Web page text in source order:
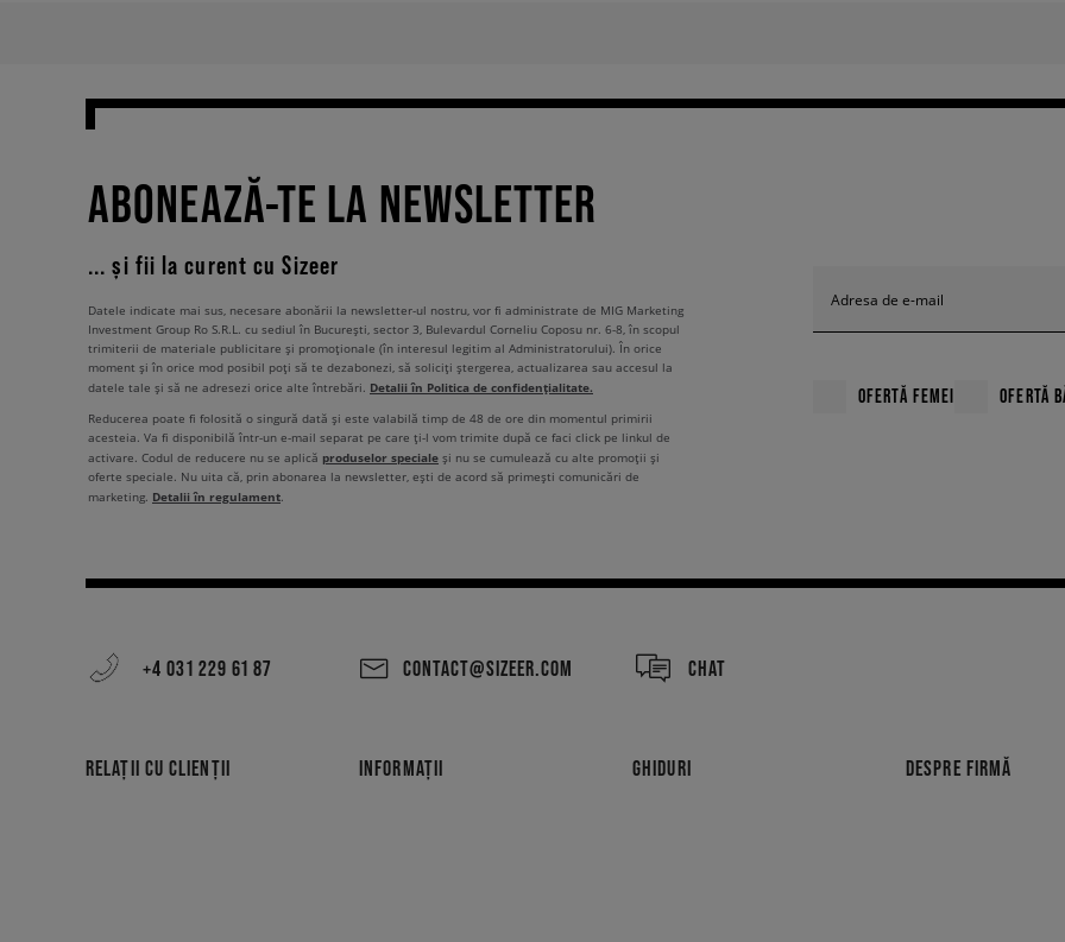
ABONEAZĂ-TE LA NEWSLETTER
... și fii la curent cu Sizeer
Adresa de e-mail
OFERTĂ FEMEI OFERTĂ
Datele indicate mai sus, necesare abonării la newsletter-ul nostru, vor fi administrate de MIG Marketing
Investment Group Ro S.R.L. cu sediul în București, sector 3, Bulevardul Corneliu Coposu nr. 6-8, în scopul
trimiterii de materiale publicitare și promoționale (în interesul legitim al Administratorului). În orice
moment și în orice mod posibil poți să te dezabonezi, să soliciți ștergerea, actualizarea sau accesul la
datele tale și să ne adresezi orice alte întrebări. Detalii în Politica de confidențialitate.
Reducerea poate fi folosită o singură dată și este valabilă timp de 48 de ore din momentul primirii
acesteia. Va fi disponibilă într-un e-mail separat pe care ți-l vom trimite după ce faci click pe linkul de
activare. Codul de reducere nu se aplică produselor speciale și nu se cumulează cu alte promoții și
oferte speciale. Nu uita că, prin abonarea la newsletter, ești de acord să primești comunicări de
marketing. Detalii în regulament.
+4 031 229 61 87 CONTACT@SIZEER.COM CHAT
RELAȚII CU CLIENȚII INFORMAȚII GHIDURI DESPRE FIRMĂ